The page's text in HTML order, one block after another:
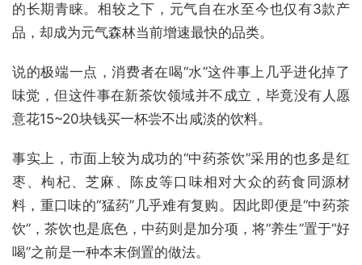
的长期青睐。相较之下，元气自在水至今也仅有3款产
品，却成为元气森林当前增速最快的品类。
说的极端一点，消费者在喝“水”这件事上几乎进化掉了
味觉，但这件事在新茶饮领域并不成立，毕竟没有人愿
意花15~20块钱买一杯尝不出咸淡的饮料。
事实上，市面上较为成功的“中药茶饮”采用的也多是红
枣、枸杞、芝麻、陈皮等口味相对大众的药食同源材
料，重口味的“猛药”几乎难有复购。因此即便是“中药茶
饮”，茶饮也是底色，中药则是加分项，将“养生”置于“好
喝”之前是一种本末倒置的做法。